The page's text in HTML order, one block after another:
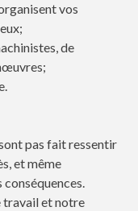
vos
de
pas fait ressentir
et même
conséquences.
travail et notre